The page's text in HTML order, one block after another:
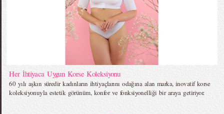
Her İhtiyaca Uygun Korse Koleksiyonu
60 yılı aşkın süredir kadınların ihtiyaçlarını odağına alan marka, inovatif korse
koleksiyonuyla estetik görünüm, konfor ve fonksiyonelliği bir araya getiriyor.